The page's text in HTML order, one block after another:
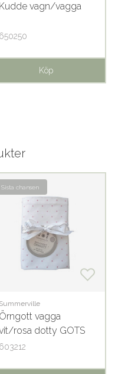
Kudde vagn/vagga
650250
Köp
Sista chansen
Summerville
Örngott vagga
rosa dotty GOTS
603212